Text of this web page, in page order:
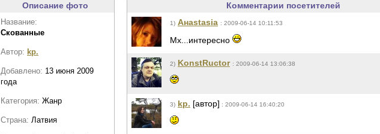
Описание фото
Название:
Скованные
Автор: kp.
Добавлено: 13 июня 2009
года
Категория: Жанр
Страна: Латвия
Комментарии посетителей
1) Анаstasia : 2009-06-14 10:11:53
Мх...интересно
2) KonstRuctor : 2009-06-14 13:06:38
3) kp. [автор] : 2009-06-14 16:40:20